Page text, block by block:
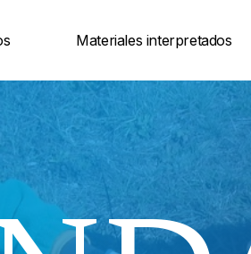
Materiales interpretados